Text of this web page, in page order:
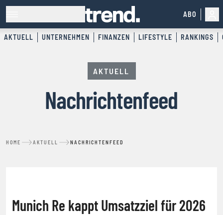
ABO
AKTUELL UNTERNEHMEN FINANZEN LIFESTYLE RANKINGS
AKTUELL
Nachrichtenfeed
HOME AKTUELL NACHRICHTENFEED
Munich Re kappt Umsatzziel für 2026